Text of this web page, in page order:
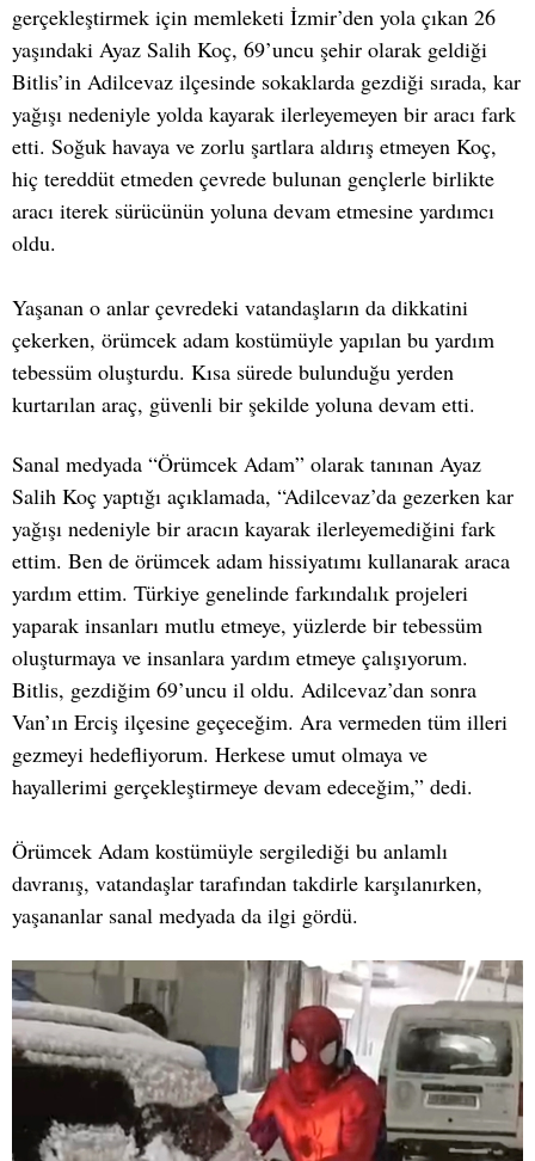
gerçekleştirmek için memleketi İzmir’den yola çıkan 26
yaşındaki Ayaz Salih Koç, 69’uncu şehir olarak geldiği
Bitlis’in Adilcevaz ilçesinde sokaklarda gezdiği sırada, kar
yağışı nedeniyle yolda kayarak ilerleyemeyen bir aracı fark
etti. Soğuk havaya ve zorlu şartlara aldırış etmeyen Koç,
hiç tereddüt etmeden çevrede bulunan gençlerle birlikte
aracı iterek sürücünün yoluna devam etmesine yardımcı
oldu.
Yaşanan o anlar çevredeki vatandaşların da dikkatini
çekerken, örümcek adam kostümüyle yapılan bu yardım
tebessüm oluşturdu. Kısa sürede bulunduğu yerden
kurtarılan araç, güvenli bir şekilde yoluna devam etti.
Sanal medyada “Örümcek Adam” olarak tanınan Ayaz
Salih Koç yaptığı açıklamada, “Adilcevaz’da gezerken kar
yağışı nedeniyle bir aracın kayarak ilerleyemediğini fark
ettim. Ben de örümcek adam hissiyatımı kullanarak araca
yardım ettim. Türkiye genelinde farkındalık projeleri
yaparak insanları mutlu etmeye, yüzlerde bir tebessüm
oluşturmaya ve insanlara yardım etmeye çalışıyorum.
Bitlis, gezdiğim 69’uncu il oldu. Adilcevaz’dan sonra
Van’ın Erciş ilçesine geçeceğim. Ara vermeden tüm illeri
gezmeyi hedefliyorum. Herkese umut olmaya ve
hayallerimi gerçekleştirmeye devam edeceğim,” dedi.
Örümcek Adam kostümüyle sergilediği bu anlamlı
davranış, vatandaşlar tarafından takdirle karşılanırken,
yaşananlar sanal medyada da ilgi gördü.